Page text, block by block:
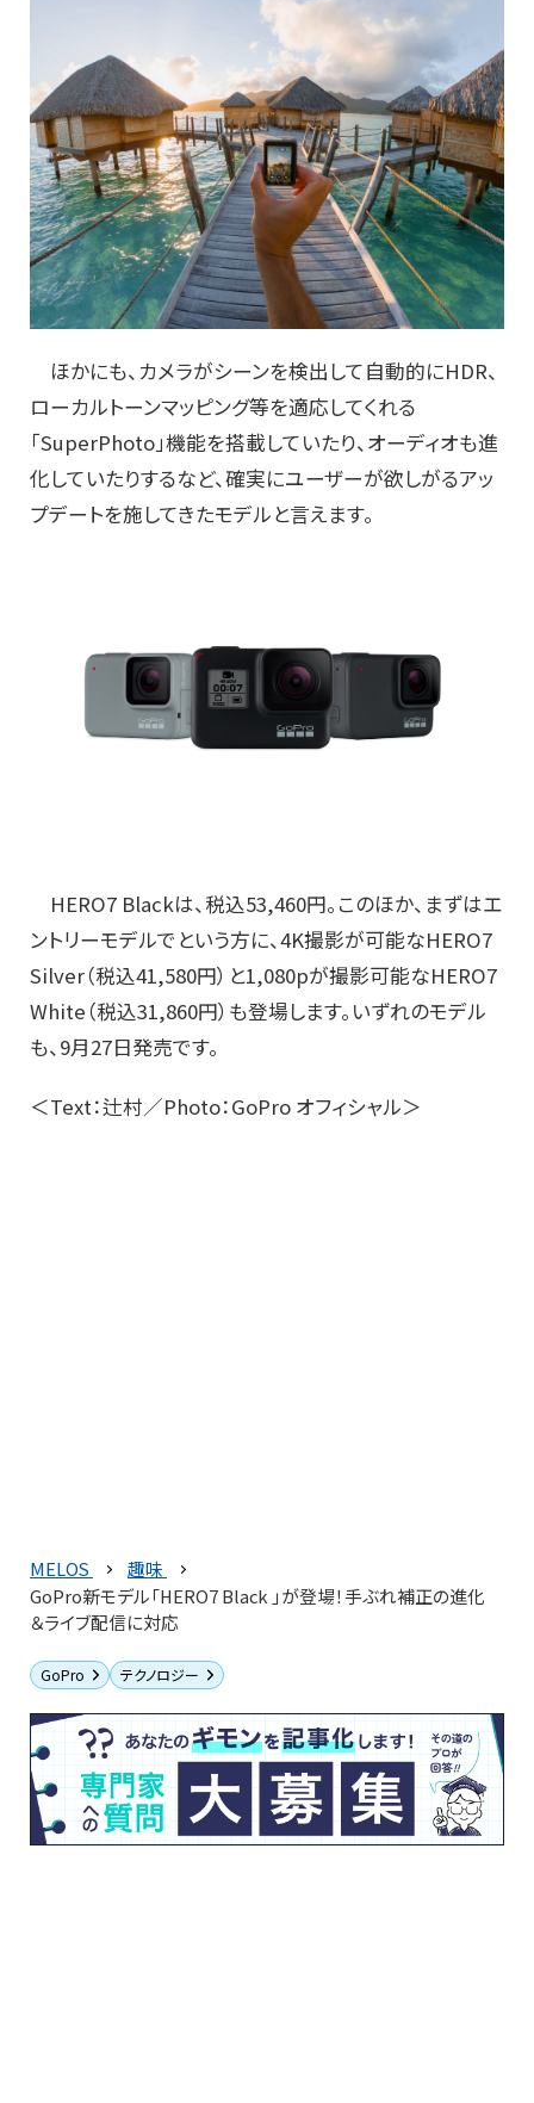
ほかにも、カメラがシーンを検出して自動的にHDR、
ローカルトーンマッピング等を適応してくれる
「SuperPhoto」機能を搭載していたり、オーディオも進
化していたりするなど、確実にユーザーが欲しがるアッ
プデートを施してきたモデルと言えます。
HERO7 Blackは、税込53,460円。このほか、まずはエ
ントリーモデルでという方に、4K撮影が可能なHERO7
Silver（税込41,580円）と1,080pが撮影可能なHERO7
White（税込31,860円）も登場します。いずれのモデル
も、9月27日発売です。
＜Text：辻村／Photo：GoPro オフィシャル＞
MELOS
趣味
GoPro新モデル「HERO7 Black 」が登場！手ぶれ補正の進化
＆ライブ配信に対応
GoPro テクノロジー